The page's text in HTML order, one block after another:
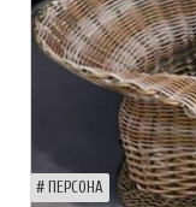
ПЕРСОНА